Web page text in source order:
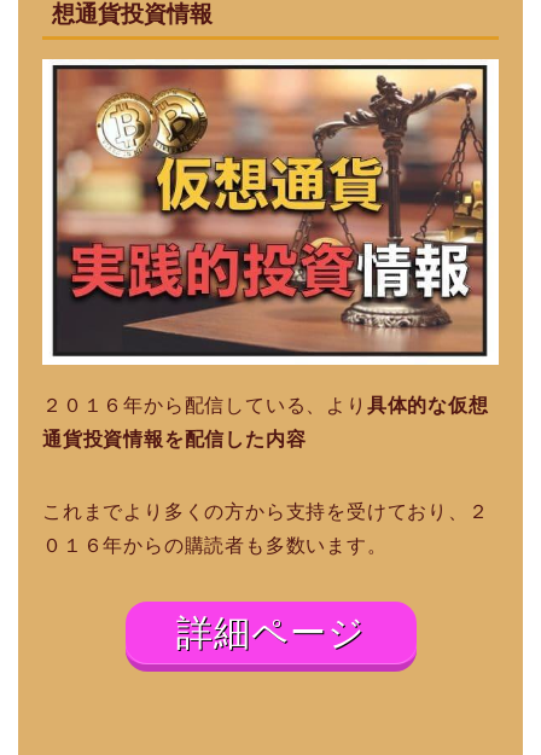
想通貨投資情報
２０１６年から配信している、より 具体的な仮想
通貨投資情報を配信した内容
これまでより多くの方から支持を受けており、２
０１６年からの購読者も多数います。
詳細ページ